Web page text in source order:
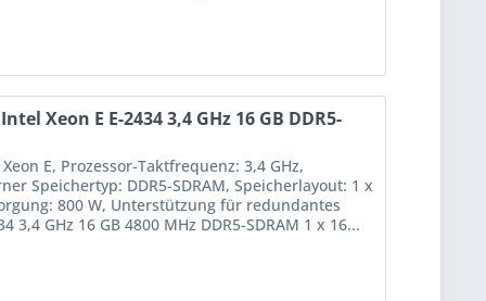
Xeon E E-2434 3,4 GHz 16 GB DDR5-
E, Prozessor-Taktfrequenz: 3,4 GHz,
Speichertyp: DDR5-SDRAM, Speicherlayout: 1 x
800 W, Unterstützung für redundantes
GHz 16 GB 4800 MHz DDR5-SDRAM 1 x 16...